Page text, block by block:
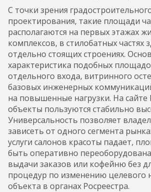
С точки зрения
проектирования, такие площади
располагаются на первых этажах
комплексов, в стилобатных частях
отдельно стоящих строениях.
характеристика подобных
отдельного входа, витринного
базовых инженерных
на повышенные нагрузки. На сайте
объекты пользуются стабильно
Универсальность позволяет
зависеть от одного сегмента
услуги салонов красоты падает,
быть оперативно
выдачи заказов или кофейню без
процедур по изменению целевого
объекта в органах Росреестра.